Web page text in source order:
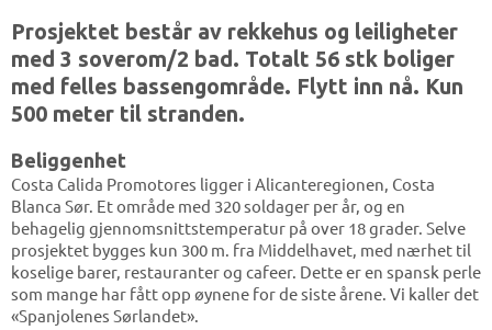
Prosjektet består av rekkehus og leiligheter
med 3 soverom/2 bad. Totalt 56 stk boliger
med felles bassengområde. Flytt inn nå. Kun
500 meter til stranden.
Beliggenhet
Costa Calida Promotores ligger i Alicanteregionen, Costa
Blanca Sør. Et område med 320 soldager per år, og en
behagelig gjennomsnittstemperatur på over 18 grader. Selve
prosjektet bygges kun 300 m. fra Middelhavet, med nærhet til
koselige barer, restauranter og cafeer. Dette er en spansk perle
som mange har fått opp øynene for de siste årene. Vi kaller det
«Spanjolenes Sørlandet».